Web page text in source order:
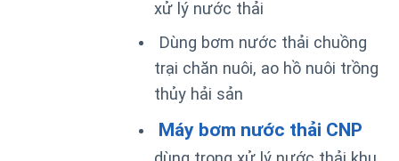
xử lý nước thải
Dùng bơm nước thải chuồng
trại chăn nuôi, ao hồ nuôi trồng
thủy hải sản
Máy bơm nước thải CNP